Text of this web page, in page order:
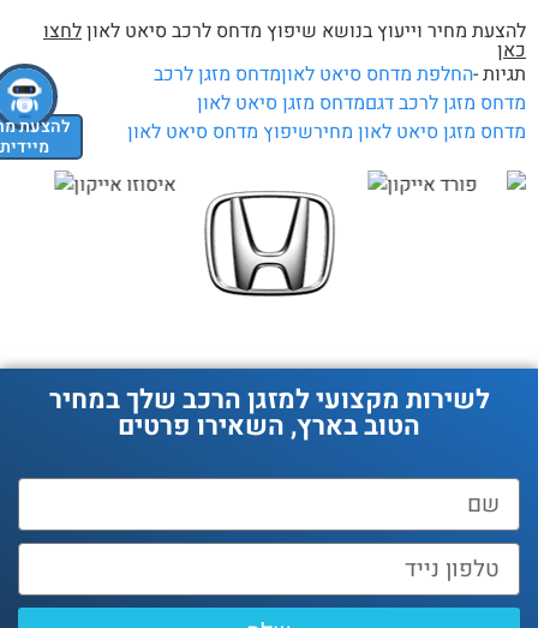
מחיר וייעוץ בנושא שיפוץ מדחס לרכב סיאט לאוןלחצו
-החלפת מדחס סיאט לאוןמדחס מזגן לרכב
מזגן לרכב דגםמדחס מזגן סיאט לאון
מזגן סיאט לאון מחירשיפוץ מדחס סיאט לאון
לשירות מקצועי למזגן הרכב שלך במחיר
הטוב בארץ, השאירו פרטים
להצעת מחיר
מיידית